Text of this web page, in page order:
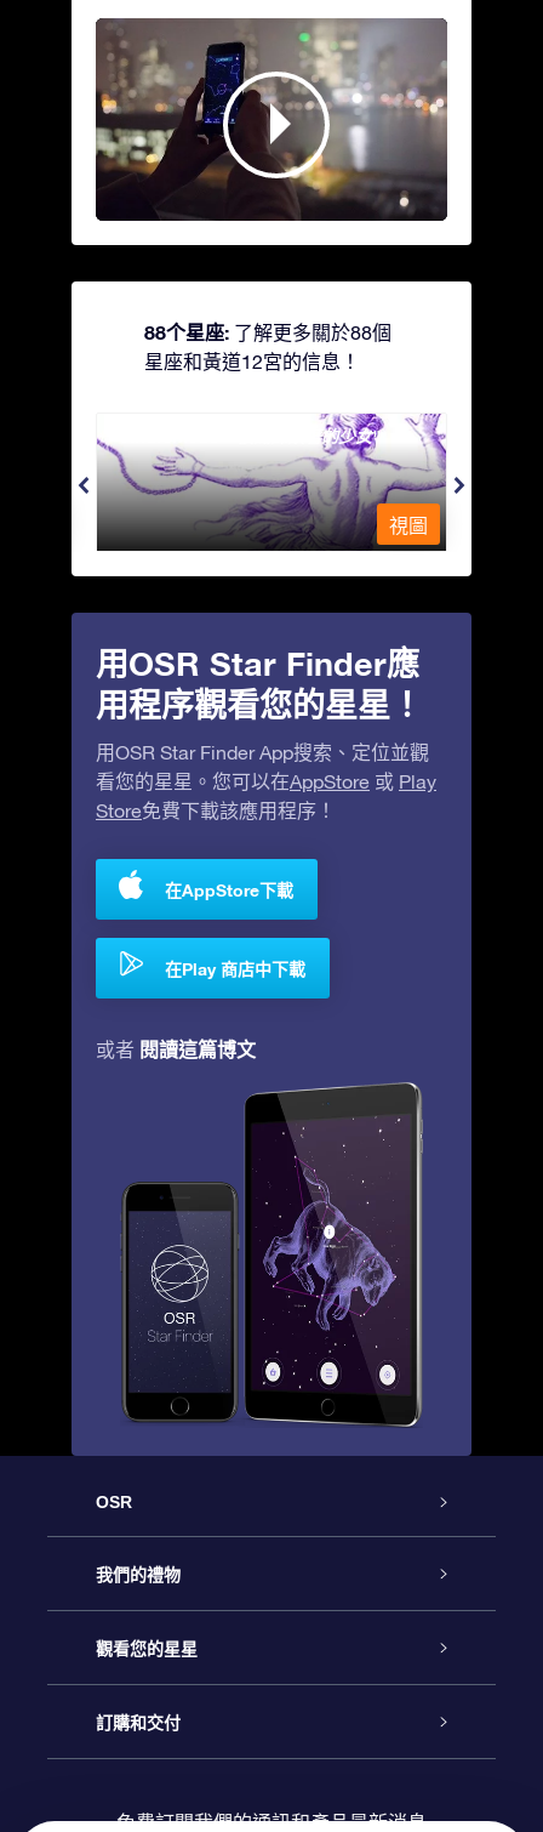
88个星座: 了解更多關於88個
星座和黃道12宮的信息！
Andromeda - 被鐵鍊鎖著的少女
視圖
用OSR Star Finder應
用程序觀看您的星星！
用OSR Star Finder App搜索、定位並觀
看您的星星。您可以在AppStore 或 Play
Store免費下載該應用程序！
在AppStore下載
在Play 商店中下載
或者 閱讀這篇博文
OSR
客戶服務
聯繫我們
博客
我們的禮物
Online Star禮物
OSR禮物包
觀看您的星星
星星注册
訂購和交付
免費訂閱我們的通訊和產品最新消息